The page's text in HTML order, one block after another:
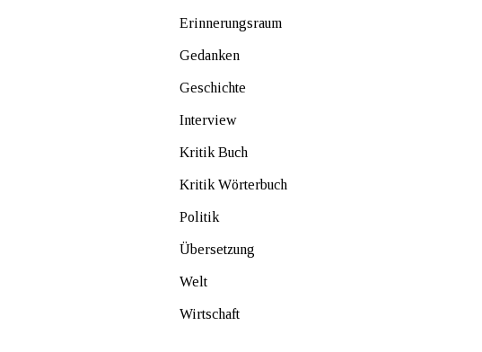
Erinnerungsraum
Gedanken
Geschichte
Interview
Kritik Buch
Kritik Wörterbuch
Politik
Übersetzung
Welt
Wirtschaft